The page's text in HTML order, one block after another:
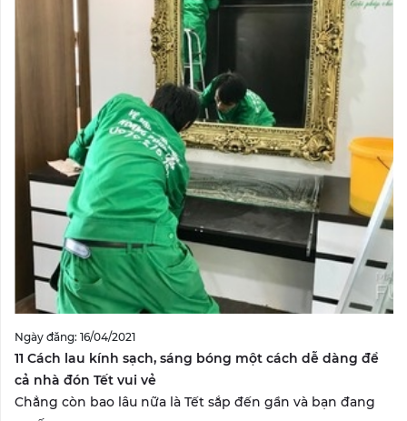
Ngày đăng: 16/04/2021
11 Cách lau kính sạch, sáng bóng một cách dễ dàng để
cả nhà đón Tết vui vẻ
Chẳng còn bao lâu nữa là Tết sắp đến gần và bạn đang